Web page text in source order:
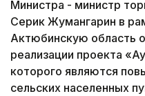
Министра - министр
Серик Жумангарин в
Актюбинскую область
реализации проекта
которого являются
сельских населенных